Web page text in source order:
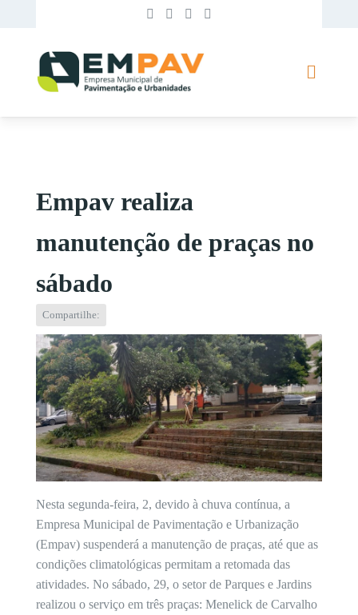
Empav realiza
manutenção de praças no
sábado
Compartilhe:
Nesta segunda-feira, 2, devido à chuva contínua, a
Empresa Municipal de Pavimentação e Urbanização
(Empav) suspenderá a manutenção de praças, até que as
condições climatológicas permitam a retomada das
atividades. No sábado, 29, o setor de Parques e Jardins
realizou o serviço em três praças: Menelick de Carvalho